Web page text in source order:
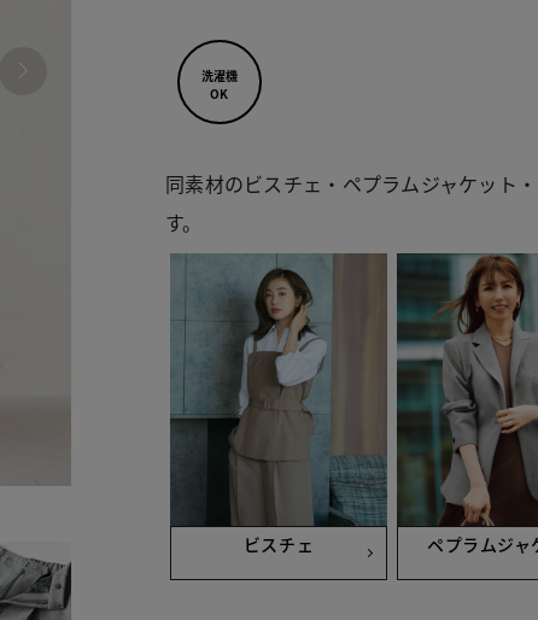
090 ブラック
洗濯機
OK
同素材のビスチェ・ペプラムジャケット
す。
ビスチェ ペプラムジャ